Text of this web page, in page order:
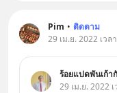
Pim • ติดตาม
29 เม.ย. 2022 เวล
ร้อยแปดพันเก้า
29 เม.ย. 2022